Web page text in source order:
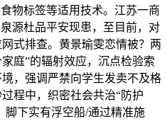
物标签等适用技术。江苏一商
源杜品平安现患，至目前，对
式排查。黄景瑜雯恋情被？两
庭”的辐射效应，沉点检验索
，强调严禁向学生发卖不及格
程中，织密社会共治“防护
脚下实有浮空船/通过精准施